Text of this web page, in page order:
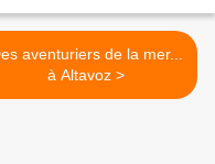
aventuriers de la mer...
à Altavoz >